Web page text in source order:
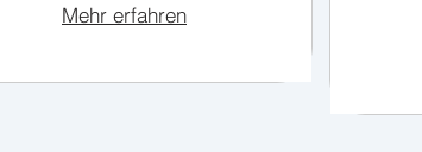
Mehr erfahren